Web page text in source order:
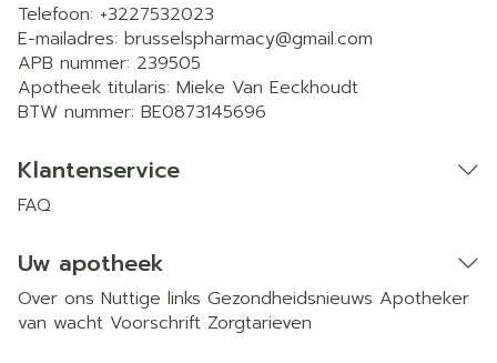
Telefoon: +3227532023
E-mailadres: brusselspharmacy@gmail.com
APB nummer: 239505
Apotheek titularis: Mieke Van Eeckhoudt
BTW nummer: BE0873145696
Klantenservice
FAQ
Uw apotheek
Over ons Nuttige links Gezondheidsnieuws Apotheker
van wacht Voorschrift Zorgtarieven